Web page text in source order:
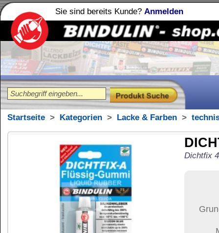
Sie sind bereits Kunde? Anmelden
Holzleime
Leimfibel®
Startseite>Kategorien>Lacke & Farben>technische Lacke
Abbildung ähnlich
DICHTFIX-A
Dichtfix 45ml = 45g
Preis: 27,87€
(inkl. MwSt.)
Vereinigte